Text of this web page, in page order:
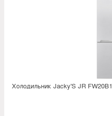
Холодильник Jacky'S JR FW20B1